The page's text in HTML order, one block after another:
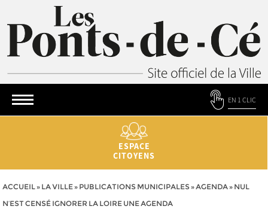
EN 1 CLIC
ESPACE
CITOYENS
ACCUEIL» LA VILLE» PUBLICATIONS MUNICIPALES»AGENDA» NUL
N’EST CENSÉ IGNORER LA LOIRE UNE AGENDA